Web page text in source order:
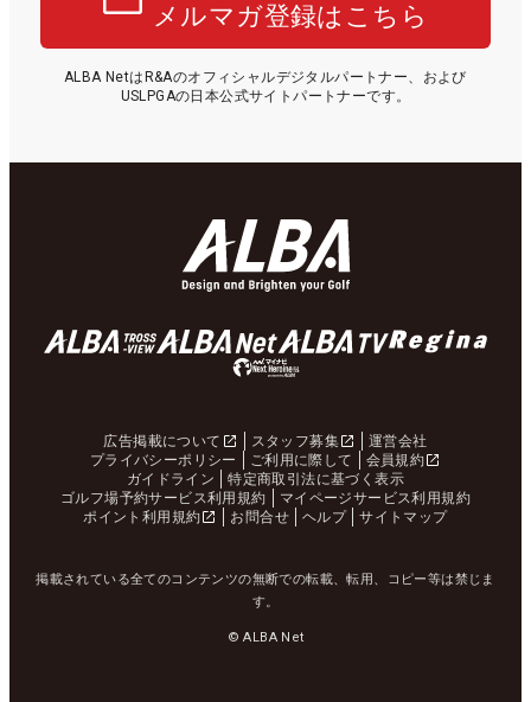
メルマガ登録はこちら
ALBA NetはR&Aのオフィシャルデジタルパートナー、および
USLPGAの日本公式サイトパートナーです。
広告掲載について スタッフ募集
運営会社
プライバシーポリシー
ご利用に際して
会員規約
ガイドライン
特定商取引法に基づく表示
ゴルフ場予約サービス利用規約
マイページサービス利用規約
ポイント利用規約
お問合せ ヘルプ サイトマップ
掲載されている全てのコンテンツの無断での転載、転用、コピー等は禁じま
す。
© ALBA Net